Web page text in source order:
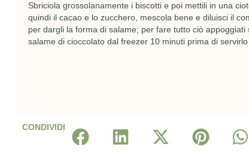
Sbriciola grossolanamente i biscotti e poi mettili in una
quindi il cacao e lo zucchero, mescola bene e diluisci il
per dargli la forma di salame; per fare tutto ciò
salame di cioccolato dal freezer 10 minuti prima di
CONDIVIDI